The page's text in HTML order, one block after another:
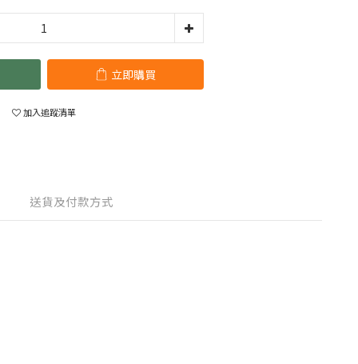
立即購買
加入追蹤清單
送貨及付款方式